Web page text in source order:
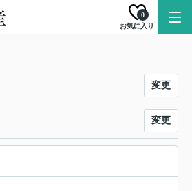
お気に入り
0
変更
変更